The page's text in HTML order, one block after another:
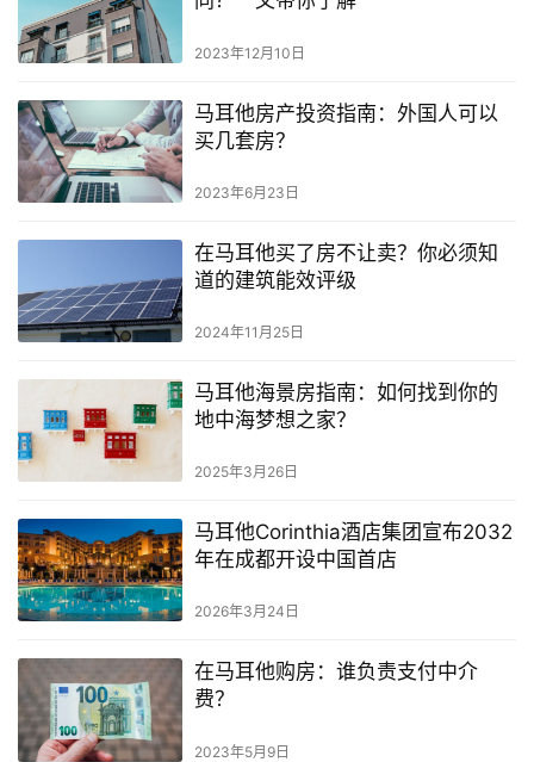
生
活
指
南
马
民
教
育
网
址
导
2023年12月10日
马耳他房产投资指南：外国人可以
买几套房？
2023年6月23日
在马耳他买了房不让卖？你必须知
道的建筑能效评级
2024年11月25日
马耳他海景房指南：如何找到你的
地中海梦想之家？
2025年3月26日
马耳他Corinthia酒店集团宣布2032
年在成都开设中国首店
2026年3月24日
在马耳他购房：谁负责支付中介
费？
2023年5月9日